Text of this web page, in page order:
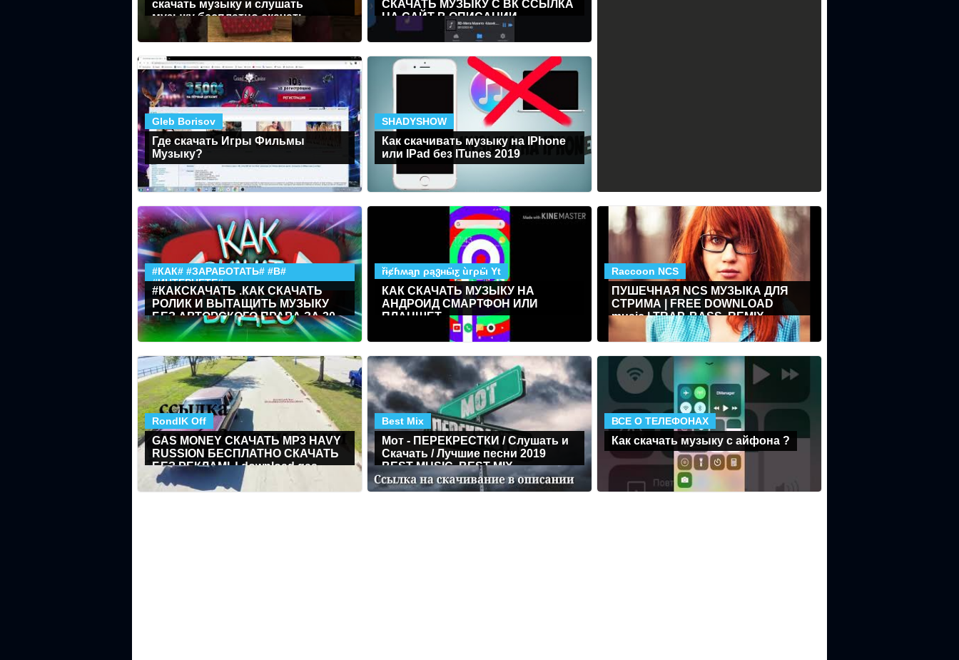
скачать музыку и слушать
музыку бесплатно скачать
СКАЧАТЬ МУЗЫКУ С ВК ССЫЛКА
НА САЙТ В ОПИСАНИИ
ПРИЯТНОГО ПРОСЛУШИВАНИЯ
Gleb Borisov
Где скачать Игры Фильмы
Музыку?
SHADYSHOW
Как скачивать музыку на IPhone
или IPad без ITunes 2019
#КАК# #ЗАРАБОТАТЬ# #В#
#ИНТЕРНЕТЕ#
#КАКСКАЧАТЬ .КАК СКАЧАТЬ
РОЛИК И ВЫТАЩИТЬ МУЗЫКУ
БЕЗ АВТОРСКОГО ПРАВА ЗА 30
СЕКУНД
řɨȼɦʍąɲ ρąვнӹƹ ùгρӹ Yt
КАК СКАЧАТЬ МУЗЫКУ НА
АНДРОИД СМАРТФОН ИЛИ
ПЛАНШЕТ
Raccoon NCS
ПУШЕЧНАЯ NCS МУЗЫКА ДЛЯ
СТРИМА | FREE DOWNLOAD
music | TRAP, BASS, REMIX,
RondIK Off
GAS MONEY СКАЧАТЬ MP3 HAVY
RUSSION БЕСПЛАТНО СКАЧАТЬ
БЕЗ РЕКЛАМЫ download gas
money free
Best Mix
Мот - ПЕРЕКРЕСТКИ / Слушать и
Скачать / Лучшие песни 2019
BEST MUSIC, BEST MIX
ВСЕ О ТЕЛЕФОНАХ
Как скачать музыку с айфона ?